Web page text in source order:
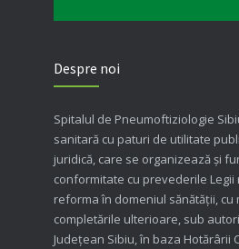
Despre noi
Spitalul de Pneumoftiziologie
sanitară cu paturi de utilitate
juridică, care se organizează şi
conformitate cu prevederile Legii
reforma în domeniul sănătăţii, cu
completările ulterioare, sub
Judeţean Sibiu, în baza Hotărârii